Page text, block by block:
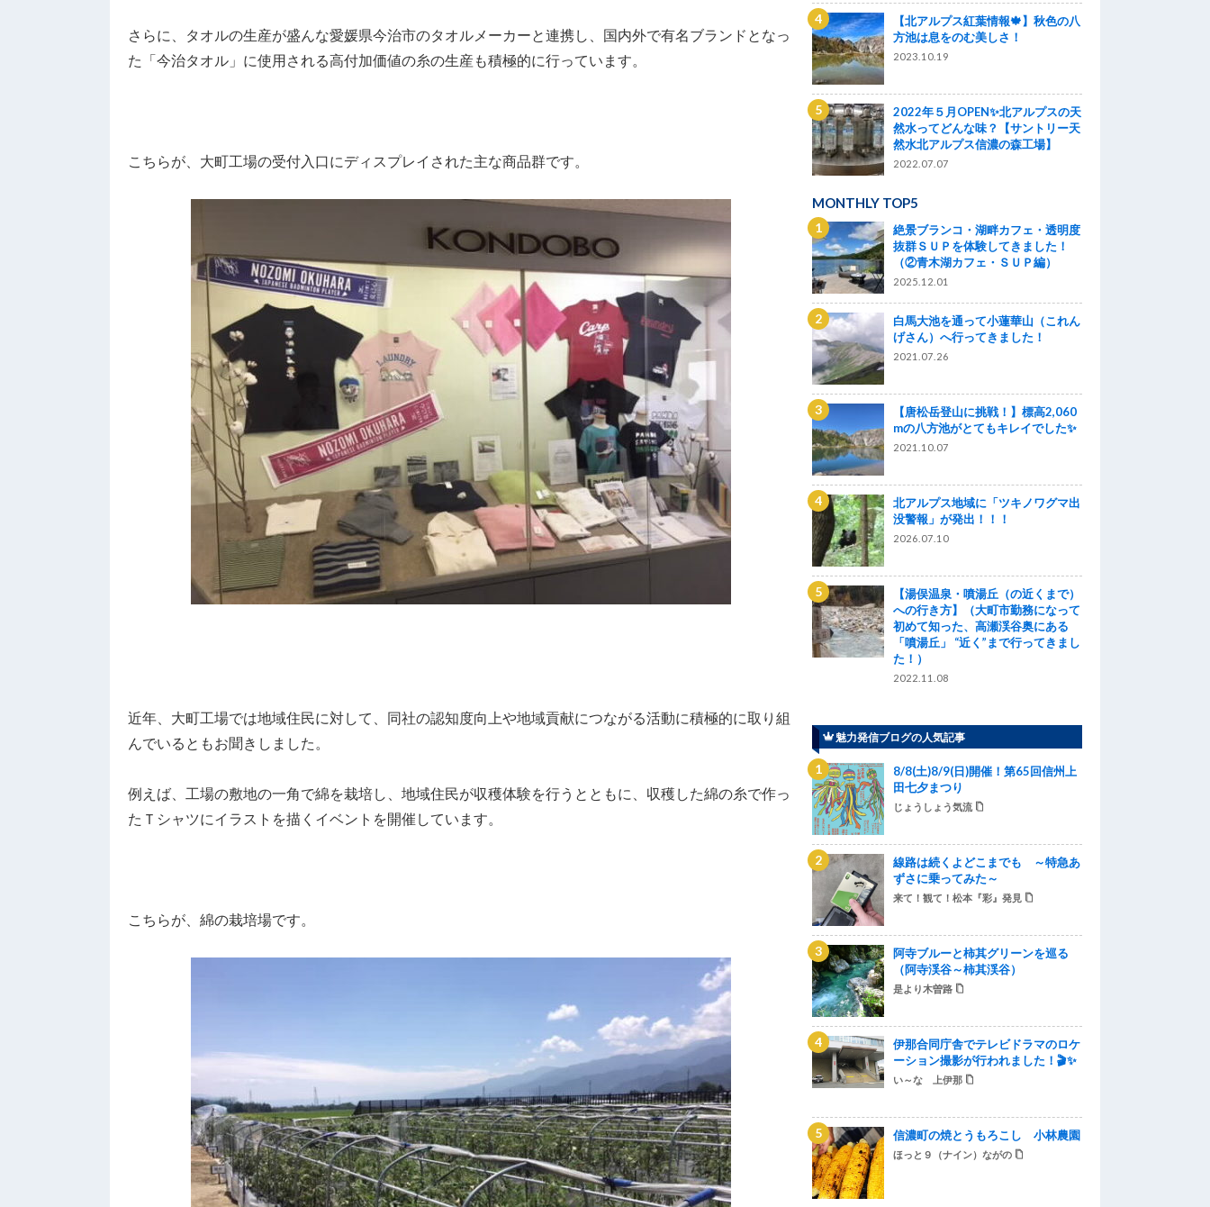
さらに、タオルの生産が盛んな愛媛県今治市のタオルメーカーと連携し、国内外で有名ブランドとなっ
た「今治タオル」に使用される高付加価値の糸の生産も積極的に行っています。
こちらが、大町工場の受付入口にディスプレイされた主な商品群です。
近年、大町工場では地域住民に対して、同社の認知度向上や地域貢献につながる活動に積極的に取り組
んでいるともお聞きしました。
例えば、工場の敷地の一角で綿を栽培し、地域住民が収穫体験を行うとともに、収穫した綿の糸で作っ
たＴシャツにイラストを描くイベントを開催しています。
こちらが、綿の栽培場です。
【北アルプス紅葉情報🍁】秋色の八
方池は息をのむ美しさ！
2023.10.19
2022年５月OPEN✨北アルプスの天
然水ってどんな味？【サントリー天
然水北アルプス信濃の森工場】
2022.07.07
MONTHLY TOP5
絶景ブランコ・湖畔カフェ・透明度
抜群ＳＵＰを体験してきました！
（②青木湖カフェ・ＳＵＰ編）
2025.12.01
白馬大池を通って小蓮華山（これん
げさん）へ行ってきました！
2021.07.26
【唐松岳登山に挑戦！】標高2,060
mの八方池がとてもキレイでした✨
2021.10.07
北アルプス地域に「ツキノワグマ出
没警報」が発出！！！
2026.07.10
【湯俣温泉・噴湯丘（の近くまで）
への行き方】（大町市勤務になって
初めて知った、高瀬渓谷奥にある
「噴湯丘」 “近く”まで行ってきまし
た！）
2022.11.08
魅力発信ブログの人気記事
8/8(土)8/9(日)開催！第65回信州上
田七夕まつり
じょうしょう気流
線路は続くよどこまでも ～特急あ
ずさに乗ってみた～
来て！観て！松本『彩』発見
阿寺ブルーと柿其グリーンを巡る
（阿寺渓谷～柿其渓谷）
是より木曽路
伊那合同庁舎でテレビドラマのロケ
ーション撮影が行われました！🎬✨
い～な 上伊那
信濃町の焼とうもろこし 小林農園
ほっと９（ナイン）ながの